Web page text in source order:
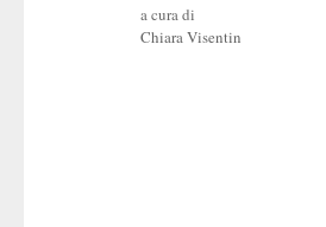
a cura di
Chiara Visentin